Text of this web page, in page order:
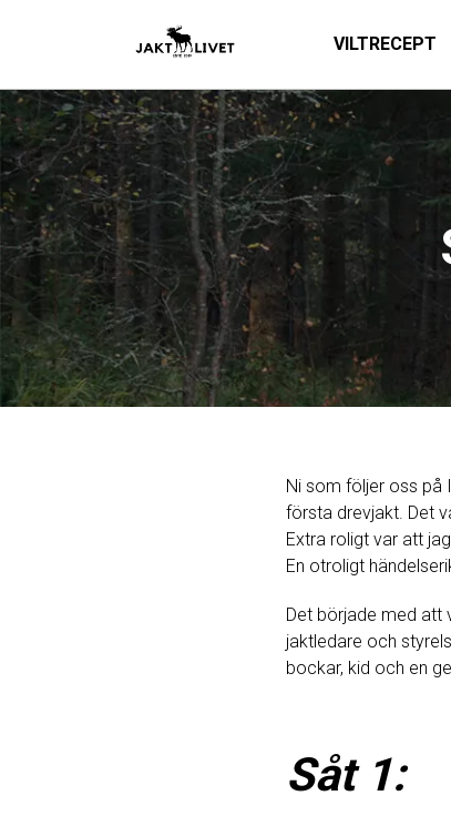
VILTRECEPT
Ni som följer oss på
första drevjakt. Det
Extra roligt var att
En otroligt
Det började med att
jaktledare och
bockar, kid och en
Såt 1: